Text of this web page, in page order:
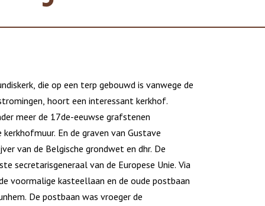
die op een terp gebouwd is vanwege de
hoort een interessant kerkhof.
meer de 17de-eeuwse grafstenen
En de graven van Gustave
van de Belgische grondwet en dhr. De
secretarisgeneraal van de Europese Unie. Via
de voormalige kasteellaan en de oude postbaan
De postbaan was vroeger de